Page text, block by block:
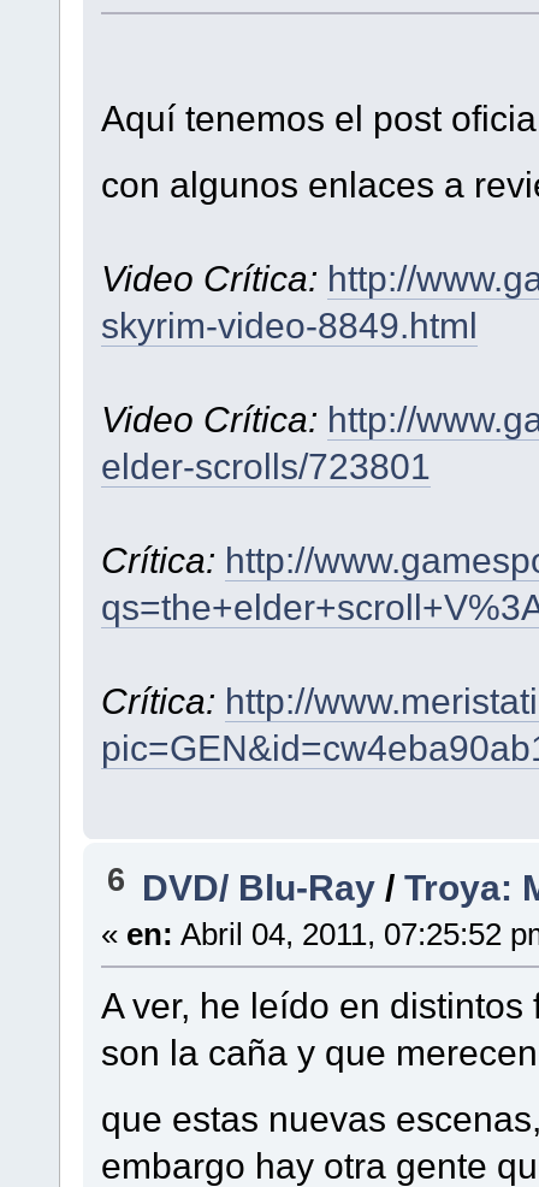
Aquí tenemos el post
con algunos enlaces a
Video Crítica: http://
skyrim-video-8849.html
Video Crítica: http://
elder-scrolls/723801
Crítica: http://
Crítica: http://
6 DVD/ Blu-Ray /Troya:
« en: Abril 04, 2011, 07:25:52
A ver, he leído en
son la caña y que
que estas nuevas
embargo hay otra gente